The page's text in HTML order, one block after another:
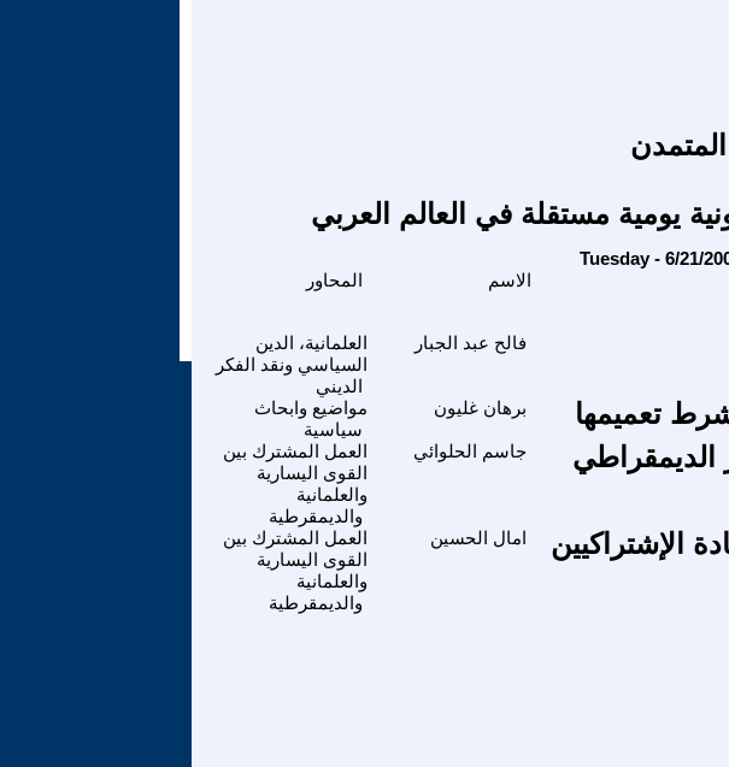
المتمدن
يومية مستقلة في العالم العربي
الاسم
العلمانية، الدين
السياسي ونقد الفكر
الديني
فالح عبد الجبار
مواضيع وابحاث
سياسية
برهان غليون تعميمها
العمل المشترك بين
القوى اليسارية
والعلمانية
والديمقرطية
جاسم الحلوائي
الديمقراطي
العمل المشترك بين
القوى اليسارية
والعلمانية
والديمقرطية
امال الحسين
الإشتراكيين